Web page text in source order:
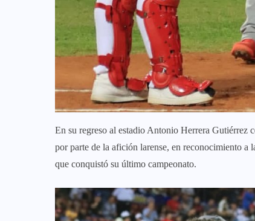
En su regreso al estadio Antonio Herrera Gutiérrez
por parte de la afición larense, en reconocimiento a
que conquistó su último campeonato.